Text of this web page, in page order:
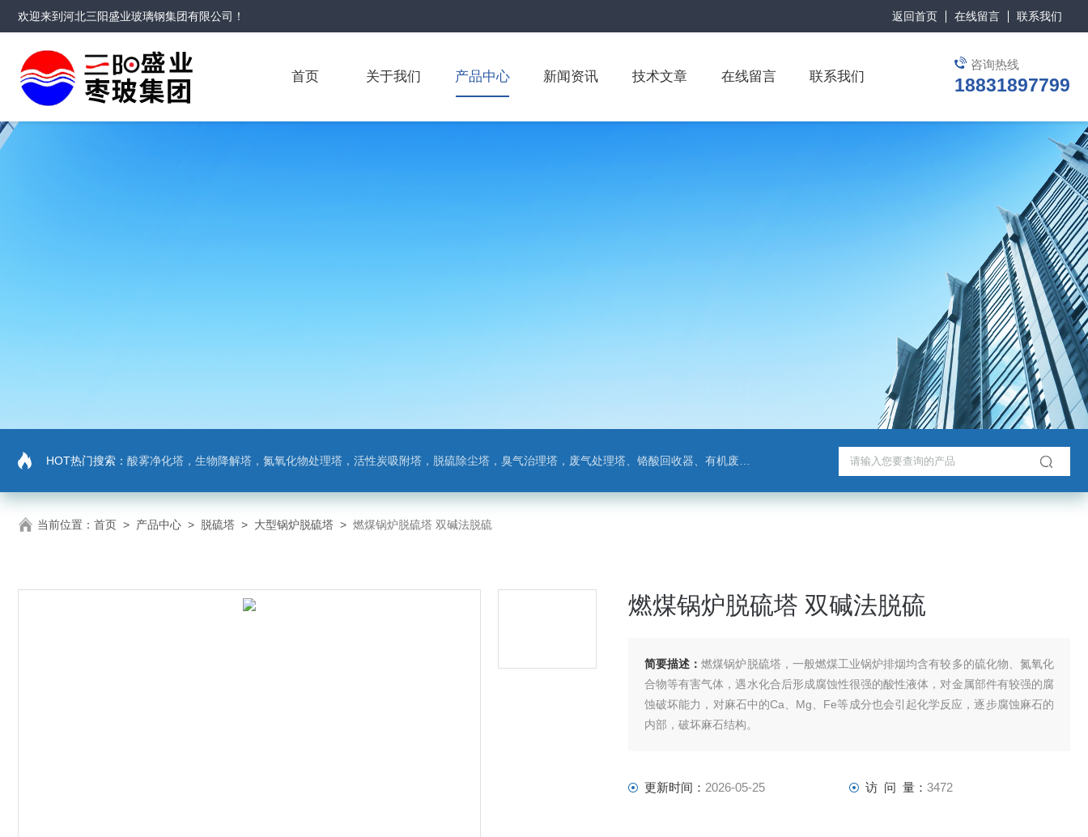
欢迎来到河北三阳盛业玻璃钢集团有限公司 ！ 返回首页 在线留言 联系我们
咨询热线
18831897799
首页 关于我们 产品中心 新闻资讯 技术文章 在线留言 联系我们
HOT热门搜索： 酸雾净化塔，生物降解塔，氮氧化物处理塔，活性炭吸附塔，脱硫除尘塔，臭气治理塔，废气处理塔、铬酸回收器、有机废气净化器，氨氮吹脱塔
当前位置： 首页 > 产品中心 > 脱硫塔 > 大型锅炉脱硫塔 > 燃煤锅炉脱硫塔 双碱法脱硫
燃煤锅炉脱硫塔 双碱法脱硫
简要描述：燃煤锅炉脱硫塔，一般燃煤工业锅炉排烟均含有较多的硫化物、氮氧化
合物等有害气体，遇水化合后形成腐蚀性很强的酸性液体，对金属部件有较强的腐
蚀破坏能力，对麻石中的Ca、Mg、Fe等成分也会引起化学反应，逐步腐蚀麻石的
内部，破坏麻石结构。
更新时间： 2026-05-25 访 问 量： 3472